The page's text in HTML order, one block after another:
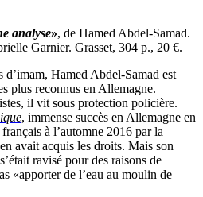
analyse», de Hamed Abdel-Samad.
Garnier. Grasset, 304 p., 20 €.
Hamed Abdel-Samad est
plus reconnus en Allemagne.
il vit sous protection policière.
, immense succès en Allemagne en
à l’automne 2016 par la
avait acquis les droits. Mais son
ravisé pour des raisons de
«apporter de l’eau au moulin de